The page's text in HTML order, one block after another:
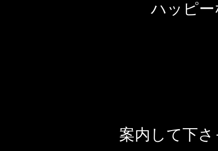
ハッピ
案内して下